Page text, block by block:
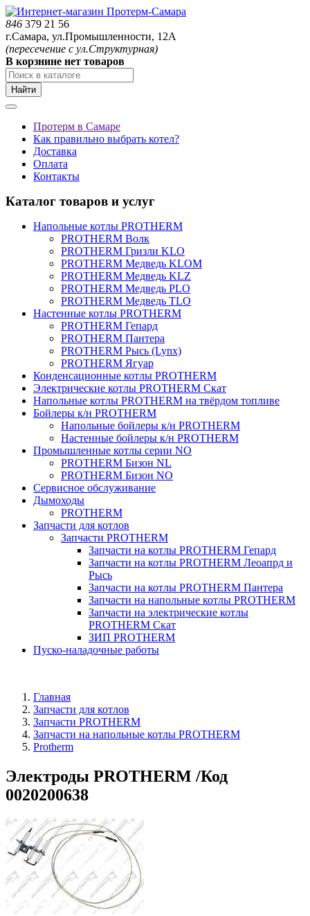
846 379 21 56
г.Самара, ул.Промышленности, 12А
(пересечение с ул.Структурная)
В корзнине нет товаров
Найти
Протерм в Самаре
Как правильно выбрать котел?
Доставка
Оплата
Контакты
Каталог товаров и услуг
Напольные котлы PROTHERM
PROTHERM Волк
PROTHERM Гризли KLO
PROTHERM Медведь KLOM
PROTHERM Медведь KLZ
PROTHERM Медведь PLO
PROTHERM Медведь TLO
Настенные котлы PROTHERM
PROTHERM Гепард
PROTHERM Пантера
PROTHERM Рысь (Lynx)
PROTHERM Ягуар
Конденсационные котлы PROTHERM
Электрические котлы PROTHERM Скат
Напольные котлы PROTHERM на твёрдом топливе
Бойлеры к/н PROTHERM
Напольные бойлеры к/н PROTHERM
Настенные бойлеры к/н PROTHERM
Промышленные котлы серии NO
PROTHERM Бизон NL
PROTHERM Бизон NO
Сервисное обслуживание
Дымоходы
PROTHERM
Запчасти для котлов
Запчасти PROTHERM
Запчасти на котлы PROTHERM Гепард
Запчасти на котлы PROTHERM Леоапрд и
Рысь
Запчасти на котлы PROTHERM Пантера
Запчасти на напольные котлы PROTHERM
Запчасти на электрические котлы
PROTHERM Скат
ЗИП PROTHERM
Пуско-наладочные работы
Главная
Запчасти для котлов
Запчасти PROTHERM
Запчасти на напольные котлы PROTHERM
Protherm
Электроды PROTHERM /Код
0020200638